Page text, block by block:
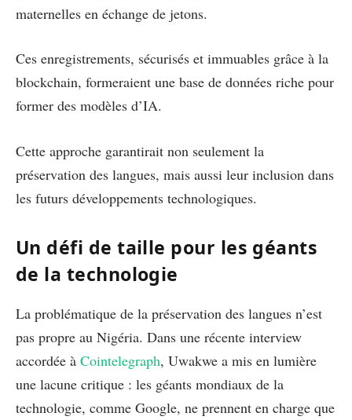
maternelles en échange de jetons.
Ces enregistrements, sécurisés et immuables grâce à la
blockchain, formeraient une base de données riche pour
former des modèles d’IA.
Cette approche garantirait non seulement la
préservation des langues, mais aussi leur inclusion dans
les futurs développements technologiques.
Un défi de taille pour les géants
de la technologie
La problématique de la préservation des langues n’est
pas propre au Nigéria. Dans une récente interview
accordée à Cointelegraph, Uwakwe a mis en lumière
une lacune critique : les géants mondiaux de la
technologie, comme Google, ne prennent en charge que